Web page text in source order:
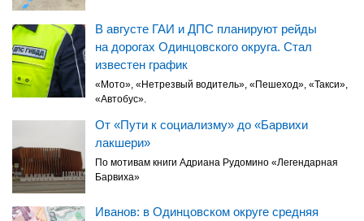
В августе ГАИ и ДПС планируют рейды
на дорогах Одинцовского округа. Стал
известен график
«Мото», «Нетрезвый водитель», «Пешеход», «Такси»,
«Автобус».
От «Пути к социализму» до «Барвихи
лакшери»
По мотивам книги Адриана Рудомино «Легендарная
Барвиха»
Иванов: в Одинцовском округе средняя